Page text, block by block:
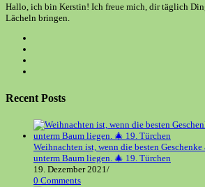
Hallo, ich bin Kerstin! Ich freue mich, dir täglich
Lächeln bringen.
tab
new
tab
a
new
Recent Posts
Weihnachten ist, wenn die besten
unterm Baum liegen. 🎄 19. Türchen
19. Dezember 2021/
0 Comments